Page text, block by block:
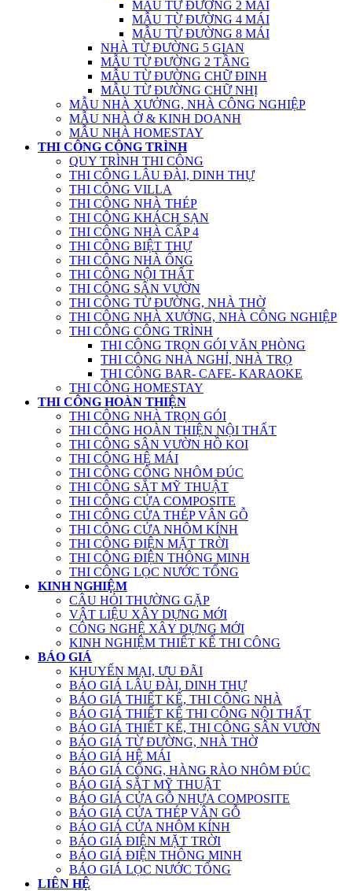
MẪU TỪ ĐƯỜNG 2 MÁI
MẪU TỪ ĐƯỜNG 4 MÁI
MẪU TỪ ĐƯỜNG 8 MÁI
NHÀ TỪ ĐƯỜNG 5 GIAN
MẪU TỪ ĐƯỜNG 2 TẦNG
MẪU TỪ ĐƯỜNG CHỮ ĐINH
MẪU TỪ ĐƯỜNG CHỮ NHỊ
MẪU NHÀ XƯỞNG, NHÀ CÔNG NGHIỆP
MẪU NHÀ Ở & KINH DOANH
MẪU NHÀ HOMESTAY
THI CÔNG CÔNG TRÌNH
QUY TRÌNH THI CÔNG
THI CÔNG LÂU ĐÀI, DINH THỰ
THI CÔNG VILLA
THI CÔNG NHÀ THÉP
THI CÔNG KHÁCH SẠN
THI CÔNG NHÀ CẤP 4
THI CÔNG BIỆT THỰ
THI CÔNG NHÀ ỐNG
THI CÔNG NỘI THẤT
THI CÔNG SÂN VƯỜN
THI CÔNG TỪ ĐƯỜNG, NHÀ THỜ
THI CÔNG NHÀ XƯỞNG, NHÀ CÔNG NGHIỆP
THI CÔNG CÔNG TRÌNH
THI CÔNG TRỌN GÓI VĂN PHÒNG
THI CÔNG NHÀ NGHỈ, NHÀ TRỌ
THI CÔNG BAR- CAFE- KARAOKE
THI CÔNG HOMESTAY
THI CÔNG HOÀN THIỆN
THI CÔNG NHÀ TRỌN GÓI
THI CÔNG HOÀN THIỆN NỘI THẤT
THI CÔNG SÂN VƯỜN HỒ KOI
THI CÔNG HỆ MÁI
THI CÔNG CỔNG NHÔM ĐÚC
THI CÔNG SẮT MỸ THUẬT
THI CÔNG CỬA COMPOSITE
THI CÔNG CỬA THÉP VÂN GỖ
THI CÔNG CỬA NHÔM KÍNH
THI CÔNG ĐIỆN MẶT TRỜI
THI CÔNG ĐIỆN THÔNG MINH
THI CÔNG LỌC NƯỚC TỔNG
KINH NGHIỆM
CÂU HỎI THƯỜNG GẶP
VẬT LIỆU XÂY DỰNG MỚI
CÔNG NGHỆ XÂY DỰNG MỚI
KINH NGHIỆM THIẾT KẾ THI CÔNG
BÁO GIÁ
KHUYẾN MẠI, ƯU ĐÃI
BÁO GIÁ LÂU ĐÀI, DINH THỰ
BÁO GIÁ THIẾT KẾ, THI CÔNG NHÀ
BÁO GIÁ THIẾT KẾ THI CÔNG NỘI THẤT
BÁO GIÁ THIẾT KẾ, THI CÔNG SÂN VƯỜN
BÁO GIÁ TỪ ĐƯỜNG, NHÀ THỜ
BÁO GIÁ HỆ MÁI
BÁO GIÁ CỔNG, HÀNG RÀO NHÔM ĐÚC
BÁO GIÁ SẮT MỸ THUẬT
BÁO GIÁ CỬA GỖ NHỰA COMPOSITE
BÁO GIÁ CỬA THÉP VÂN GỖ
BÁO GIÁ CỬA NHÔM KÍNH
BÁO GIÁ ĐIỆN MẶT TRỜI
BÁO GIÁ ĐIỆN THÔNG MINH
BÁO GIÁ LỌC NƯỚC TỔNG
LIÊN HỆ